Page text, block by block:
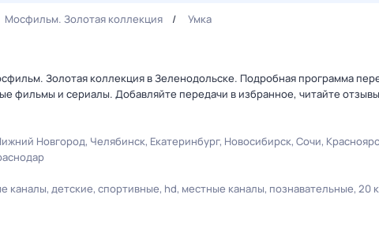
Мосфильм. Золотая коллекция Умка
Золотая коллекция в Зеленодольске. Подробная программа
фильмы и сериалы. Добавляйте передачи в избранное, читайте отзывы
Новгород Челябинск Екатеринбург Новосибирск Сочи
каналы детские спортивные hd местные каналы познавательные 20